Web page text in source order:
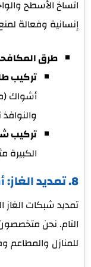
اتساخ الأسطح
إنسانية وفعالة
طرق
تركيب
أشواك
تركيب
الكبيرة
8. تمديد الغاز: أمان واحترافية لمنزلك
تمديد شبكات
التام. نحن
للمنازل والمطاعم